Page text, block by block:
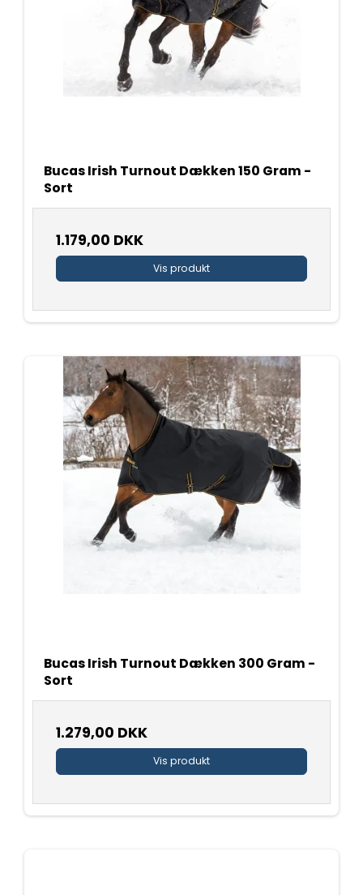
Bucas Irish Turnout Dækken 150 Gram -
Sort
1.179,00 DKK
Vis produkt
Bucas Irish Turnout Dækken 300 Gram -
Sort
1.279,00 DKK
Vis produkt